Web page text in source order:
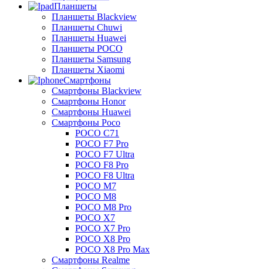
Планшеты
Планшеты Blackview
Планшеты Chuwi
Планшеты Huawei
Планшеты POCO
Планшеты Samsung
Планшеты Xiaomi
Смартфоны
Смартфоны Blackview
Смартфоны Honor
Смартфоны Huawei
Смартфоны Poco
POCO C71
POCO F7 Pro
POCO F7 Ultra
POCO F8 Pro
POCO F8 Ultra
POCO M7
POCO M8
POCO M8 Pro
POCO X7
POCO X7 Pro
POCO X8 Pro
POCO X8 Pro Max
Смартфоны Realme